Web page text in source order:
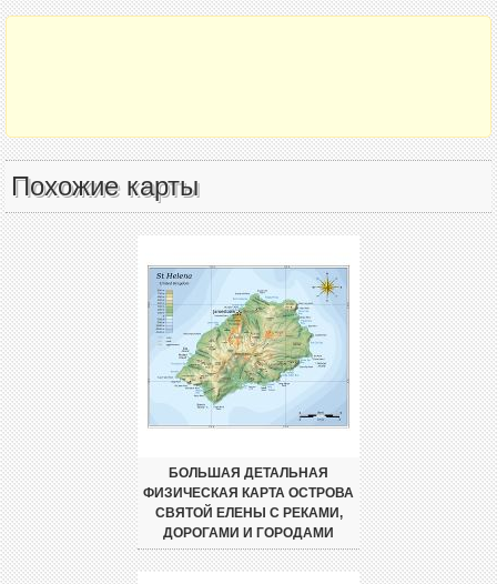
Похожие карты
БОЛЬШАЯ ДЕТАЛЬНАЯ
ФИЗИЧЕСКАЯ КАРТА ОСТРОВА
СВЯТОЙ ЕЛЕНЫ С РЕКАМИ,
ДОРОГАМИ И ГОРОДАМИ